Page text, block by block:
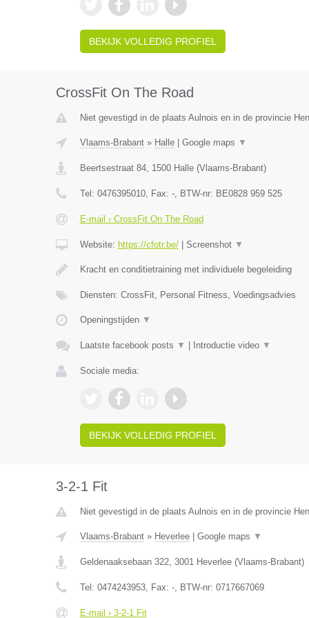
BEKIJK VOLLEDIG PROFIEL
CrossFit On The Road
Niet gevestigd in de plaats Aulnois en in de provincie
Vlaams-Brabant» Halle| Google maps ▼
Beertsestraat 84, 1500 Halle(Vlaams-Brabant)
Tel: 0476395010, Fax: -, BTW-nr: BE0828 959 525
E-mail › CrossFit On The Road
Website: https://cfotr.be/| Screenshot ▼
Kracht en conditietraining met individuele begeleiding
Diensten: CrossFit, Personal Fitness, Voedingsadvies
Openingstijden ▼
Laatste facebook posts ▼ Introductie video ▼
Sociale media:
BEKIJK VOLLEDIG PROFIEL
3-2-1 Fit
Niet gevestigd in de plaats Aulnois en in de provincie
Vlaams-Brabant» Heverlee| Google maps ▼
Geldenaaksebaan 322, 3001 Heverlee(Vlaams-Brabant)
Tel: 0474243953, Fax: -, BTW-nr: 0717667069
E-mail › 3-2-1 Fit